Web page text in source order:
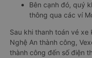
Bên cạnh đó, quý
thông qua các ví
Sau khi thanh toán vé xe
Nghệ An thành công,
thành công đến số điện